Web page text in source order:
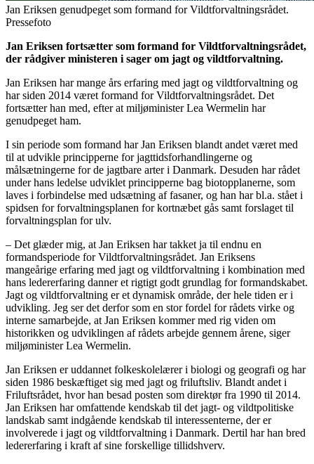
Jan Eriksen genudpeget som formand for Vildtforvaltningsrådet.
Pressefoto
Jan Eriksen fortsætter som formand for Vildtforvaltningsrådet,
der rådgiver ministeren i sager om jagt og vildtforvaltning.
Jan Eriksen har mange års erfaring med jagt og vildtforvaltning og
har siden 2014 været formand for Vildtforvaltningsrådet. Det
fortsætter han med, efter at miljøminister Lea Wermelin har
genudpeget ham.
I sin periode som formand har Jan Eriksen blandt andet været med
til at udvikle principperne for jagttidsforhandlingerne og
målsætningerne for de jagtbare arter i Danmark. Desuden har rådet
under hans ledelse udviklet principperne bag biotopplanerne, som
laves i forbindelse med udsætning af fasaner, og han har bl.a. stået i
spidsen for forvaltningsplanen for kortnæbet gås samt forslaget til
forvaltningsplan for ulv.
– Det glæder mig, at Jan Eriksen har takket ja til endnu en
formandsperiode for Vildtforvaltningsrådet. Jan Eriksens
mangeårige erfaring med jagt og vildtforvaltning i kombination med
hans ledererfaring danner et rigtigt godt grundlag for formandskabet.
Jagt og vildtforvaltning er et dynamisk område, der hele tiden er i
udvikling. Jeg ser det derfor som en stor fordel for rådets virke og
interne samarbejde, at Jan Eriksen kommer med rig viden om
historikken og udviklingen af rådets arbejde gennem årene, siger
miljøminister Lea Wermelin.
Jan Eriksen er uddannet folkeskolelærer i biologi og geografi og har
siden 1986 beskæftiget sig med jagt og friluftsliv. Blandt andet i
Friluftsrådet, hvor han besad posten som direktør fra 1990 til 2014.
Jan Eriksen har omfattende kendskab til det jagt- og vildtpolitiske
landskab samt indgående kendskab til interessenterne, der er
involverede i jagt og vildtforvaltning i Danmark. Dertil har han bred
ledererfaring i kraft af sine forskellige tillidshverv.